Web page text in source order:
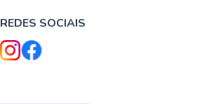
REDES SOCIAIS